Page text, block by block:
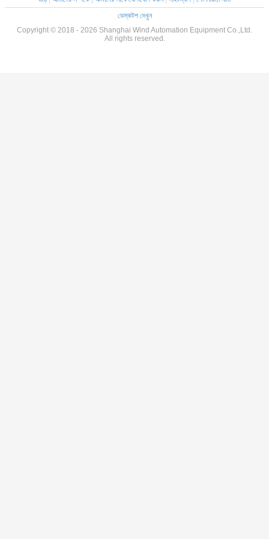
ডেস্কটপ দেখুন
Copyright © 2018 - 2026 Shanghai Wind Automation Equipment Co.,Ltd.
All rights reserved.